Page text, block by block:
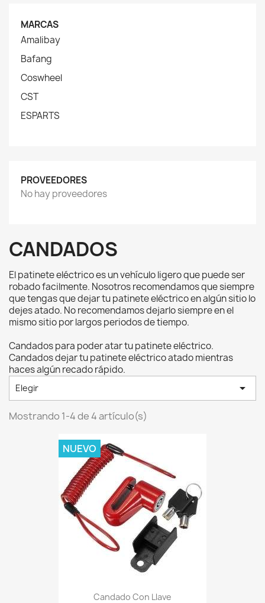
MARCAS
Amalibay
Bafang
Coswheel
CST
ESPARTS
PROVEEDORES
No hay proveedores
CANDADOS
El patinete eléctrico es un vehículo ligero que puede ser
robado facilmente. Nosotros recomendamos que siempre
que tengas que dejar tu patinete eléctrico en algún sitio lo
dejes atado. No recomendamos dejarlo siempre en el
mismo sitio por largos periodos de tiempo.
Candados para poder atar tu patinete eléctrico.
Candados dejar tu patinete eléctrico atado mientras
haces algún recado rápido.
Elegir 
Mostrando 1-4 de 4 artículo(s)
Candado Con Llave
NUEVO